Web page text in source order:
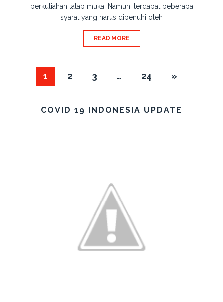
perkuliahan tatap muka. Namun, terdapat beberapa
syarat yang harus dipenuhi oleh
READ MORE
1 2 3 … 24 »
COVID 19 INDONESIA UPDATE